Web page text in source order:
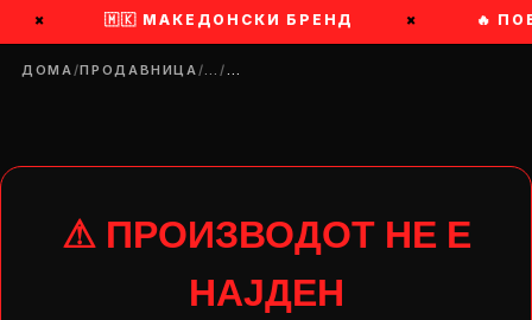
× 🇲🇰 МАКЕДОНСКИ БРЕНД × 🔥
ДОМА/ПРОДАВНИЦА/…/…
⚠ ПРОИЗВОДОТ НЕ Е
НАЈДЕН